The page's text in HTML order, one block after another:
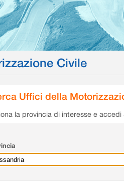
Civile
Uffici della
la provincia di interesse e accedi